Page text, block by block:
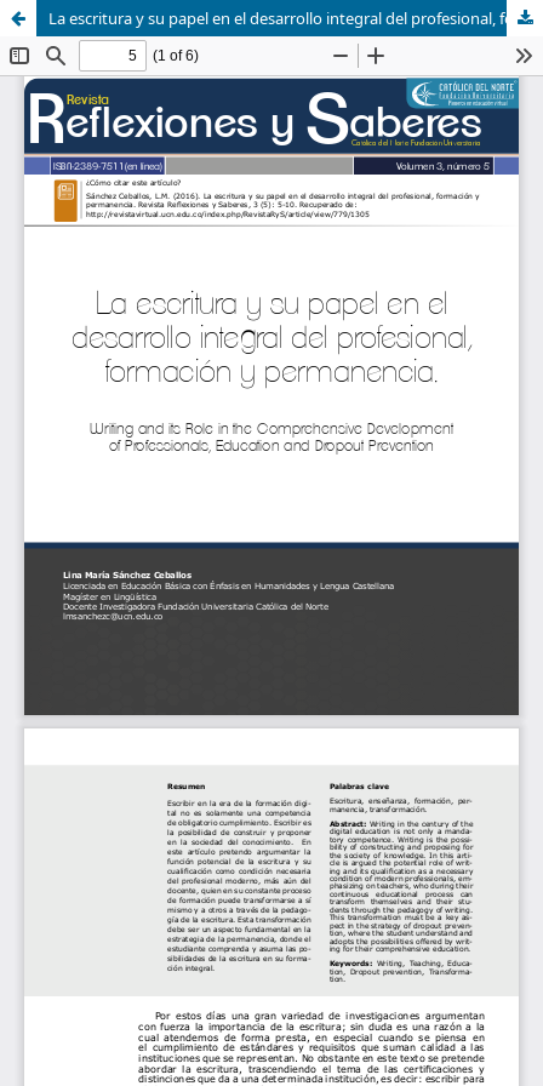
La escritura y su papel en el desarrollo integral del profesional, formación y permanencia